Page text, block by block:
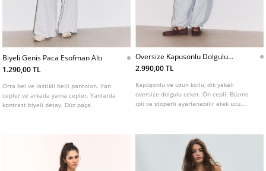
Biyeli Genis Paca Esofman Altı
1.290,00 TL
Orta bel ve lastikli belli pantolon. Yan
cepler ve arkada yama cepler. Yanlarda
kontrast biyeli detay. Düz paça.
Oversize Kapusonlu Dolgulu
Ceket
2.990,00 TL
Kapüşonlu ve uzun kollu, dik yakalı
oversize dolgulu ceket. Ön cepli. Büzme
ipli ve stoperli ayarlanabilir etek ucu.